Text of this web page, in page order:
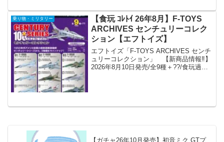
ャチャームが登場します。 商品名 ト
ミカ ぷっくりめじるしガ...
乗り物・ミリタリー
【食玩 ｺﾚﾄｲ 26年8月】F-TOYS
ARCHIVES センチュリーコレク
ション【エフトイズ】
エフトイズ「F-TOYS ARCHIVES センチ
ュリーコレクション」 【新商品情報‼️】
2026年8月10日発売/全9種＋??/食玩過去
【ガチャ26年10月発売】初音ミク GTプ